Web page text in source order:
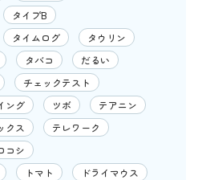
タイプB
タイムログ
タウリン
タバコ
だるい
チェックテスト
ング ツボ
テアニン
クス
テレワーク
コシ
トマト
ドライマウス